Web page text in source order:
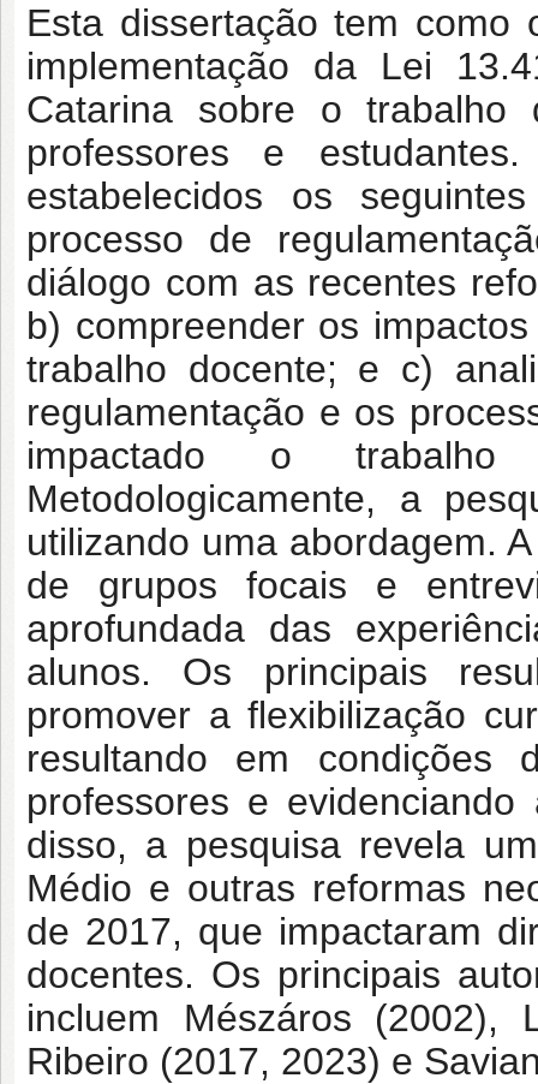
Esta dissertação tem como
implementação da Lei
Catarina sobre o
professores e
estabelecidos os
processo de
diálogo com as recentes
b) compreender os
trabalho docente; e c)
regulamentação e os
impactado o
Metodologicamente, a
utilizando uma abordagem.
de grupos focais e
aprofundada das
alunos. Os principais
promover a flexibilização
resultando em condições
professores e
disso, a pesquisa revela
Médio e outras reformas
de 2017, que impactaram
docentes. Os principais
incluem Mészáros (2002),
Ribeiro (2017, 2023) e